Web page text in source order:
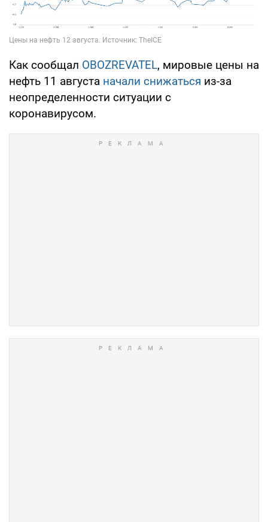
Как сообщал OBOZREVATEL, мировые цены на
нефть 11 августа начали снижаться из-за
неопределенности ситуации с
коронавирусом.